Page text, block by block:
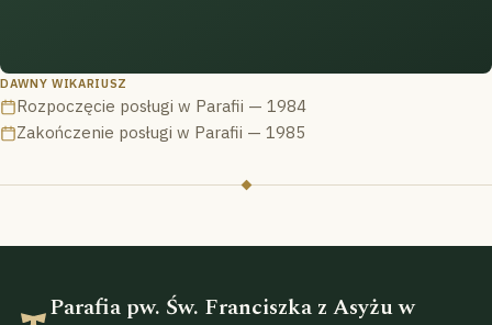
DAWNY WIKARIUSZ
Rozpoczęcie posługi w Parafii — 1984
Zakończenie posługi w Parafii — 1985
Parafia pw. Św. Franciszka z Asyżu w